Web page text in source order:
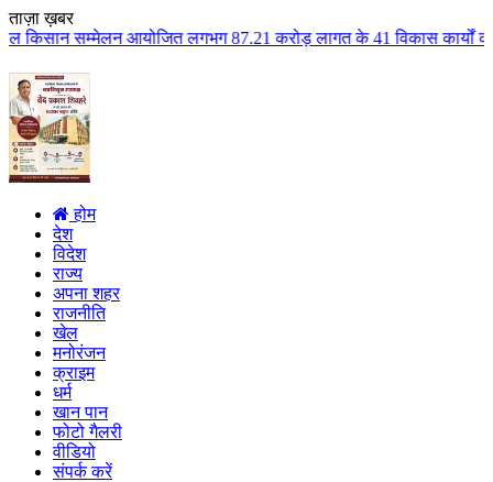
ताज़ा ख़बर
87.21 करोड़ लागत के 41 विकास कार्यों का किया लोकार्पण एवं
होम
देश
विदेश
राज्य
अपना शहर
राजनीति
खेल
मनोरंजन
क्राइम
धर्म
खान पान
फोटो गैलरी
वीडियो
संपर्क करें